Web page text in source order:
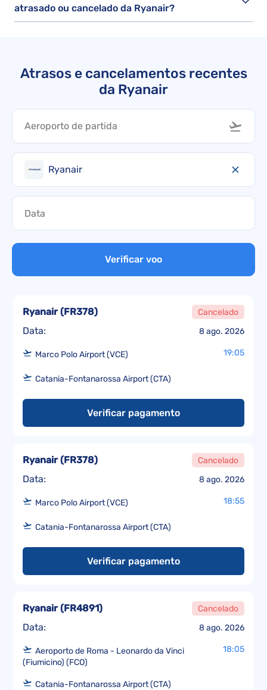
atrasado ou cancelado da Ryanair?
Atrasos e cancelamentos recentes
da Ryanair
Ryanair
Verificar voo
Data: 8 ago. 2026
Ryanair(FR378) Cancelado
Marco Polo Airport (VCE) 19:05
Catania-Fontanarossa Airport (CTA)
Verificar pagamento
Data: 8 ago. 2026
Ryanair(FR378) Cancelado
Marco Polo Airport (VCE) 18:55
Catania-Fontanarossa Airport (CTA)
Verificar pagamento
Data: 8 ago. 2026
Ryanair(FR4891) Cancelado
Aeroporto de Roma - Leonardo da Vinci
(Fiumicino) (FCO)
18:05
Catania-Fontanarossa Airport (CTA)